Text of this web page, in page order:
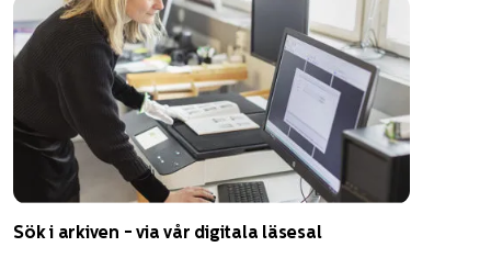
Sök i arkiven - via vår digitala läsesal